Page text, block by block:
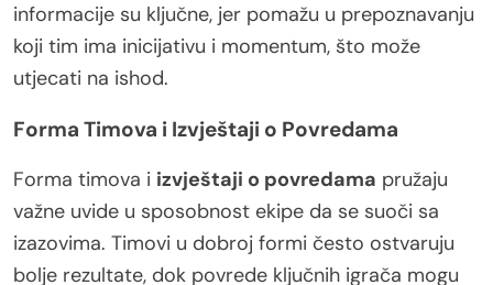
informacije su ključne, jer pomažu u prepoznavanju
koji tim ima inicijativu i momentum, što može
utjecati na ishod.
Forma Timova i Izvještaji o Povredama
Forma timova i izvještaji o povredama pružaju
važne uvide u sposobnost ekipe da se suoči sa
izazovima. Timovi u dobroj formi često ostvaruju
bolje rezultate, dok povrede ključnih igrača mogu